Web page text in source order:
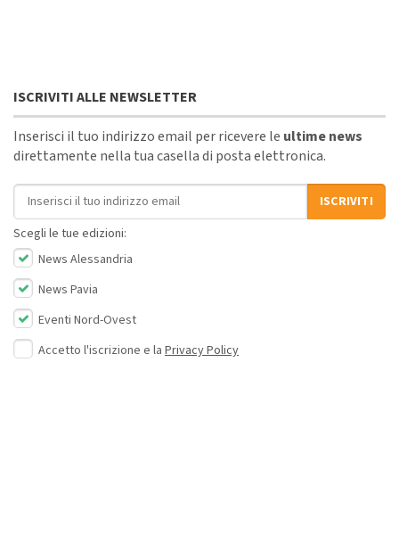
ISCRIVITI ALLE NEWSLETTER
Inserisci il tuo indirizzo email per ricevere le ultime news
direttamente nella tua casella di posta elettronica.
Indirizzo email
ISCRIVITI
Scegli le tue edizioni:
News Alessandria
News Pavia
Eventi Nord-Ovest
Accetto l'iscrizione e la Privacy Policy